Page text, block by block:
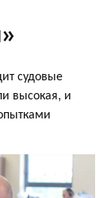
судовые
высокая, и